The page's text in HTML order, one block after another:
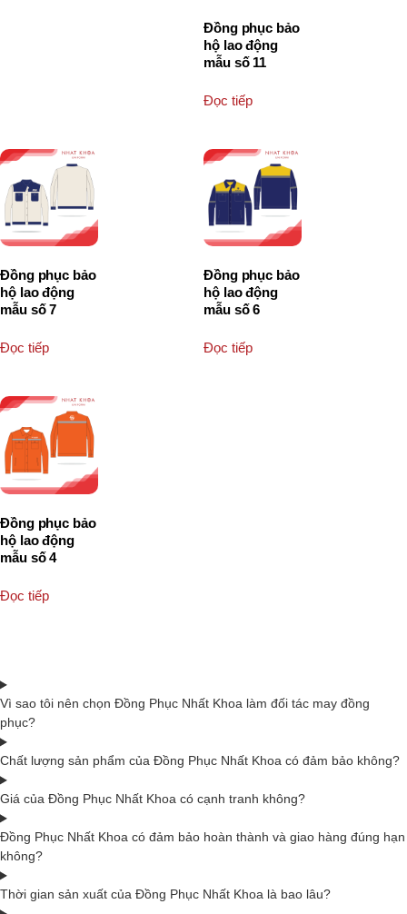
Đồng phục bảo
hộ lao động
mẫu số 11
Đọc tiếp
Đồng phục bảo
hộ lao động
mẫu số 7
Đọc tiếp
Đồng phục bảo
hộ lao động
mẫu số 6
Đọc tiếp
Đồng phục bảo
hộ lao động
mẫu số 4
Đọc tiếp
Vì sao tôi nên chọn Đồng Phục Nhất Khoa làm đối tác may đồng
phục?
Chất lượng sản phẩm của Đồng Phục Nhất Khoa có đảm bảo không?
Giá của Đồng Phục Nhất Khoa có cạnh tranh không?
Đồng Phục Nhất Khoa có đảm bảo hoàn thành và giao hàng đúng hạn
không?
Thời gian sản xuất của Đồng Phục Nhất Khoa là bao lâu?